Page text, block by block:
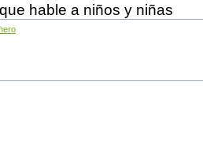
hable a niños y niñas